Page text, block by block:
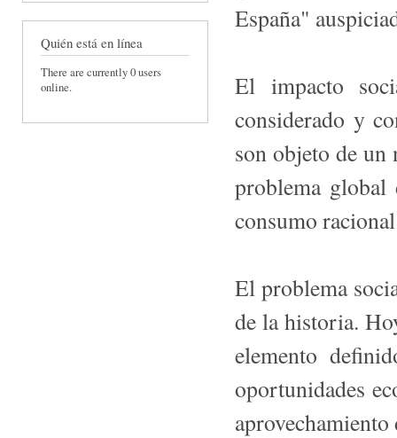
Quién está en línea
There are currently 0 users
online.
España"
El impacto
considerado y
son objeto de un
problema global
consumo
El problema
de la historia.
elemento
oportunidades